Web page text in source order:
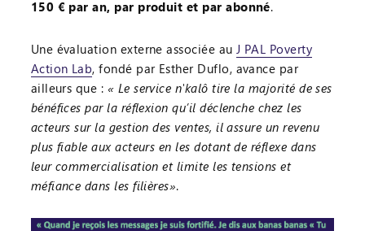
150 € par an, par produit et par abonné.
Une évaluation externe associée auJ PAL Poverty
Action Lab, fondé par Esther Duflo, avance par
ailleurs que : « Le service n'kalô tire la majorité de ses
bénéfices par la réflexion qu’il déclenche chez les
acteurs sur la gestion des ventes, il assure un revenu
plus fiable aux acteurs en les dotant de réflexe dans
leur commercialisation et limite les tensions et
méfiance dans les filières».